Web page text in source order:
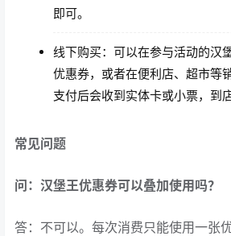
即可。
线下购买：可以在参与活动的汉
优惠券，或者在便利店、超市等
支付后会收到实体卡或小票，到
常见问题
问：汉堡王优惠券可以叠加使用吗？
答：不可以。每次消费只能使用一张